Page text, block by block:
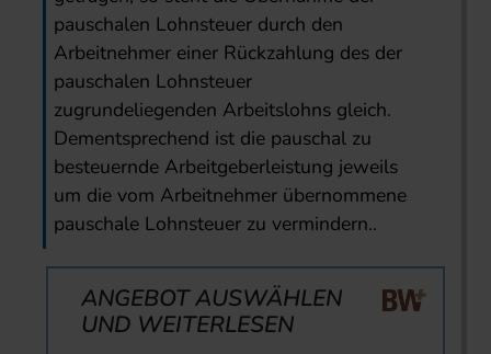
pauschalen Lohnsteuer durch den
Arbeitnehmer einer Rückzahlung des der
pauschalen Lohnsteuer
zugrundeliegenden Arbeitslohns gleich.
Dementsprechend ist die pauschal zu
besteuernde Arbeitgeberleistung jeweils
um die vom Arbeitnehmer übernommene
pauschale Lohnsteuer zu vermindern..
ANGEBOT AUSWÄHLEN
UND WEITERLESEN